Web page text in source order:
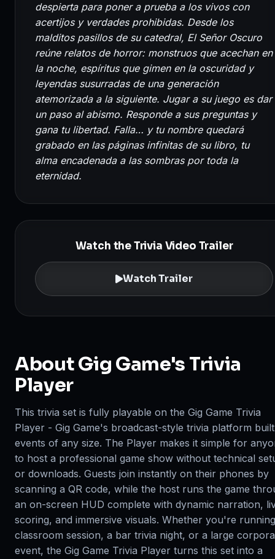
despierta para poner a prueba a los vivos con
acertijos y verdades prohibidas. Desde los
malditos pasillos de su catedral, El Señor Oscuro
reúne relatos de horror: monstruos que acechan en
la noche, espíritus que gimen en la oscuridad y
leyendas susurradas de una generación
atemorizada a la siguiente. Jugar a su juego es dar
un paso al abismo. Responde a sus preguntas y
gana tu libertad. Falla… y tu nombre quedará
grabado en las páginas infinitas de su libro, tu
alma encadenada a las sombras por toda la
eternidad.
Watch the Trivia Video Trailer
Watch Trailer
About Gig Game's Trivia
Player
This trivia set is fully playable on the Gig Game Trivia
Player - Gig Game's broadcast-style trivia platform
events of any size. The Player makes it simple for
to host a professional game show without technical
or downloads. Guests join instantly on their phones by
scanning a QR code, while the host runs the game
an on-screen HUD complete with dynamic narration,
scoring, and immersive visuals. Whether you're
classroom session, a bar trivia night, or a large
event, the Gig Game Trivia Player turns this set into a